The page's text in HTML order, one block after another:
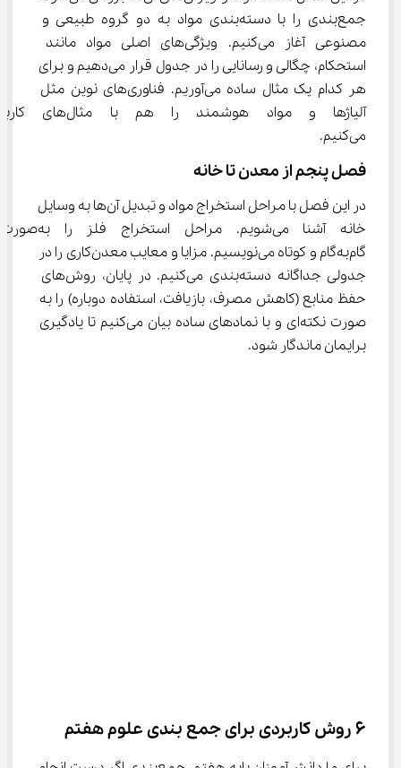
جمع‌بندی را با دسته‌بندی مواد به دو گروه طبیعی و
مصنوعی آغاز می‌کنیم. ویژگی‌های اصلی مواد مانند
استحکام، چگالی و رسانایی را در جدول قرار می‌دهیم و برای
هر کدام یک مثال ساده می‌آوریم. فناوری‌های نوین مثل
آلیاژها و مواد هوشمند
می‌کنیم.
فصل پنجم از معدن تا خانه
در این فصل با مراحل استخراج مواد و تبدیل آن‌ها به وسایل
خانه آشنا می‌شویم. مراحل استخراج فلز را به‌صورت
گام‌به‌گام و کوتاه می‌نویسیم. مزایا و معایب معدن‌کاری را در
جدولی جداگانه دسته‌بندی می‌کنیم. در پایان، روش‌های
حفظ منابع (کاهش مصرف، بازیافت، استفاده دوباره) را به
صورت نکته‌ای و با نمادهای ساده بیان می‌کنیم تا یادگیری
برایمان ماندگار شود.
۶ روش کاربردی برای جمع‌ بندی علوم هفتم